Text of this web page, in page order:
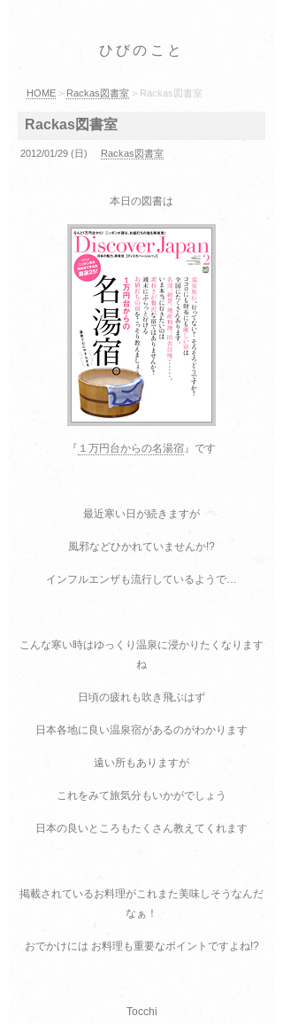
ひびのこと
HOME > Rackas図書室 > Rackas図書室
Rackas図書室
2012/01/29 (日) Rackas図書室
本日の図書は
『 １万円台からの名湯宿』です
最近寒い日が続きますが
風邪などひかれていませんか!?
インフルエンザも流行しているようで…
こんな寒い時はゆっくり温泉に浸かりたくなります
ね
日頃の疲れも吹き飛ぶはず
日本各地に良い温泉宿があるのがわかります
遠い所もありますが
これをみて旅気分もいかがでしょう
日本の良いところもたくさん教えてくれます
掲載されているお料理がこれまた美味しそうなんだ
なぁ！
おでかけには お料理も重要なポイントですよね!?
Tocchi